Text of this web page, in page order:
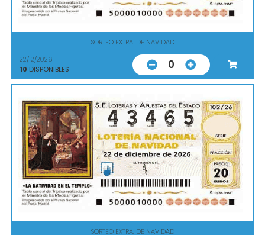
SORTEO EXTRA. DE NAVIDAD
22/12/2026
10 DISPONIBLES 0
SORTEO EXTRA. DE NAVIDAD